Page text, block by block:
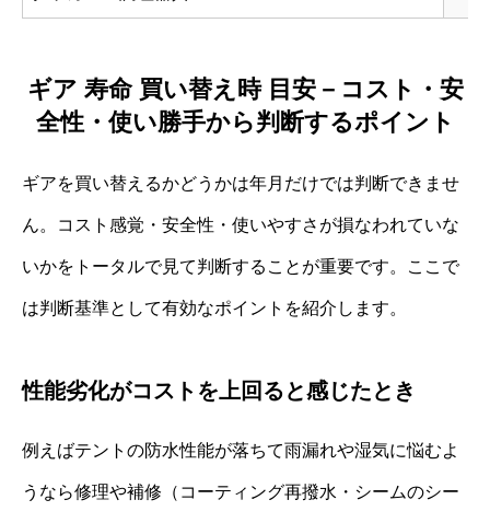
ギア 寿命 買い替え時 目安－コスト・安
全性・使い勝手から判断するポイント
ギアを買い替えるかどうかは年月だけでは判断できませ
ん。コスト感覚・安全性・使いやすさが損なわれていな
いかをトータルで見て判断することが重要です。ここで
は判断基準として有効なポイントを紹介します。
性能劣化がコストを上回ると感じたとき
例えばテントの防水性能が落ちて雨漏れや湿気に悩むよ
うなら修理や補修（コーティング再撥水・シームのシー